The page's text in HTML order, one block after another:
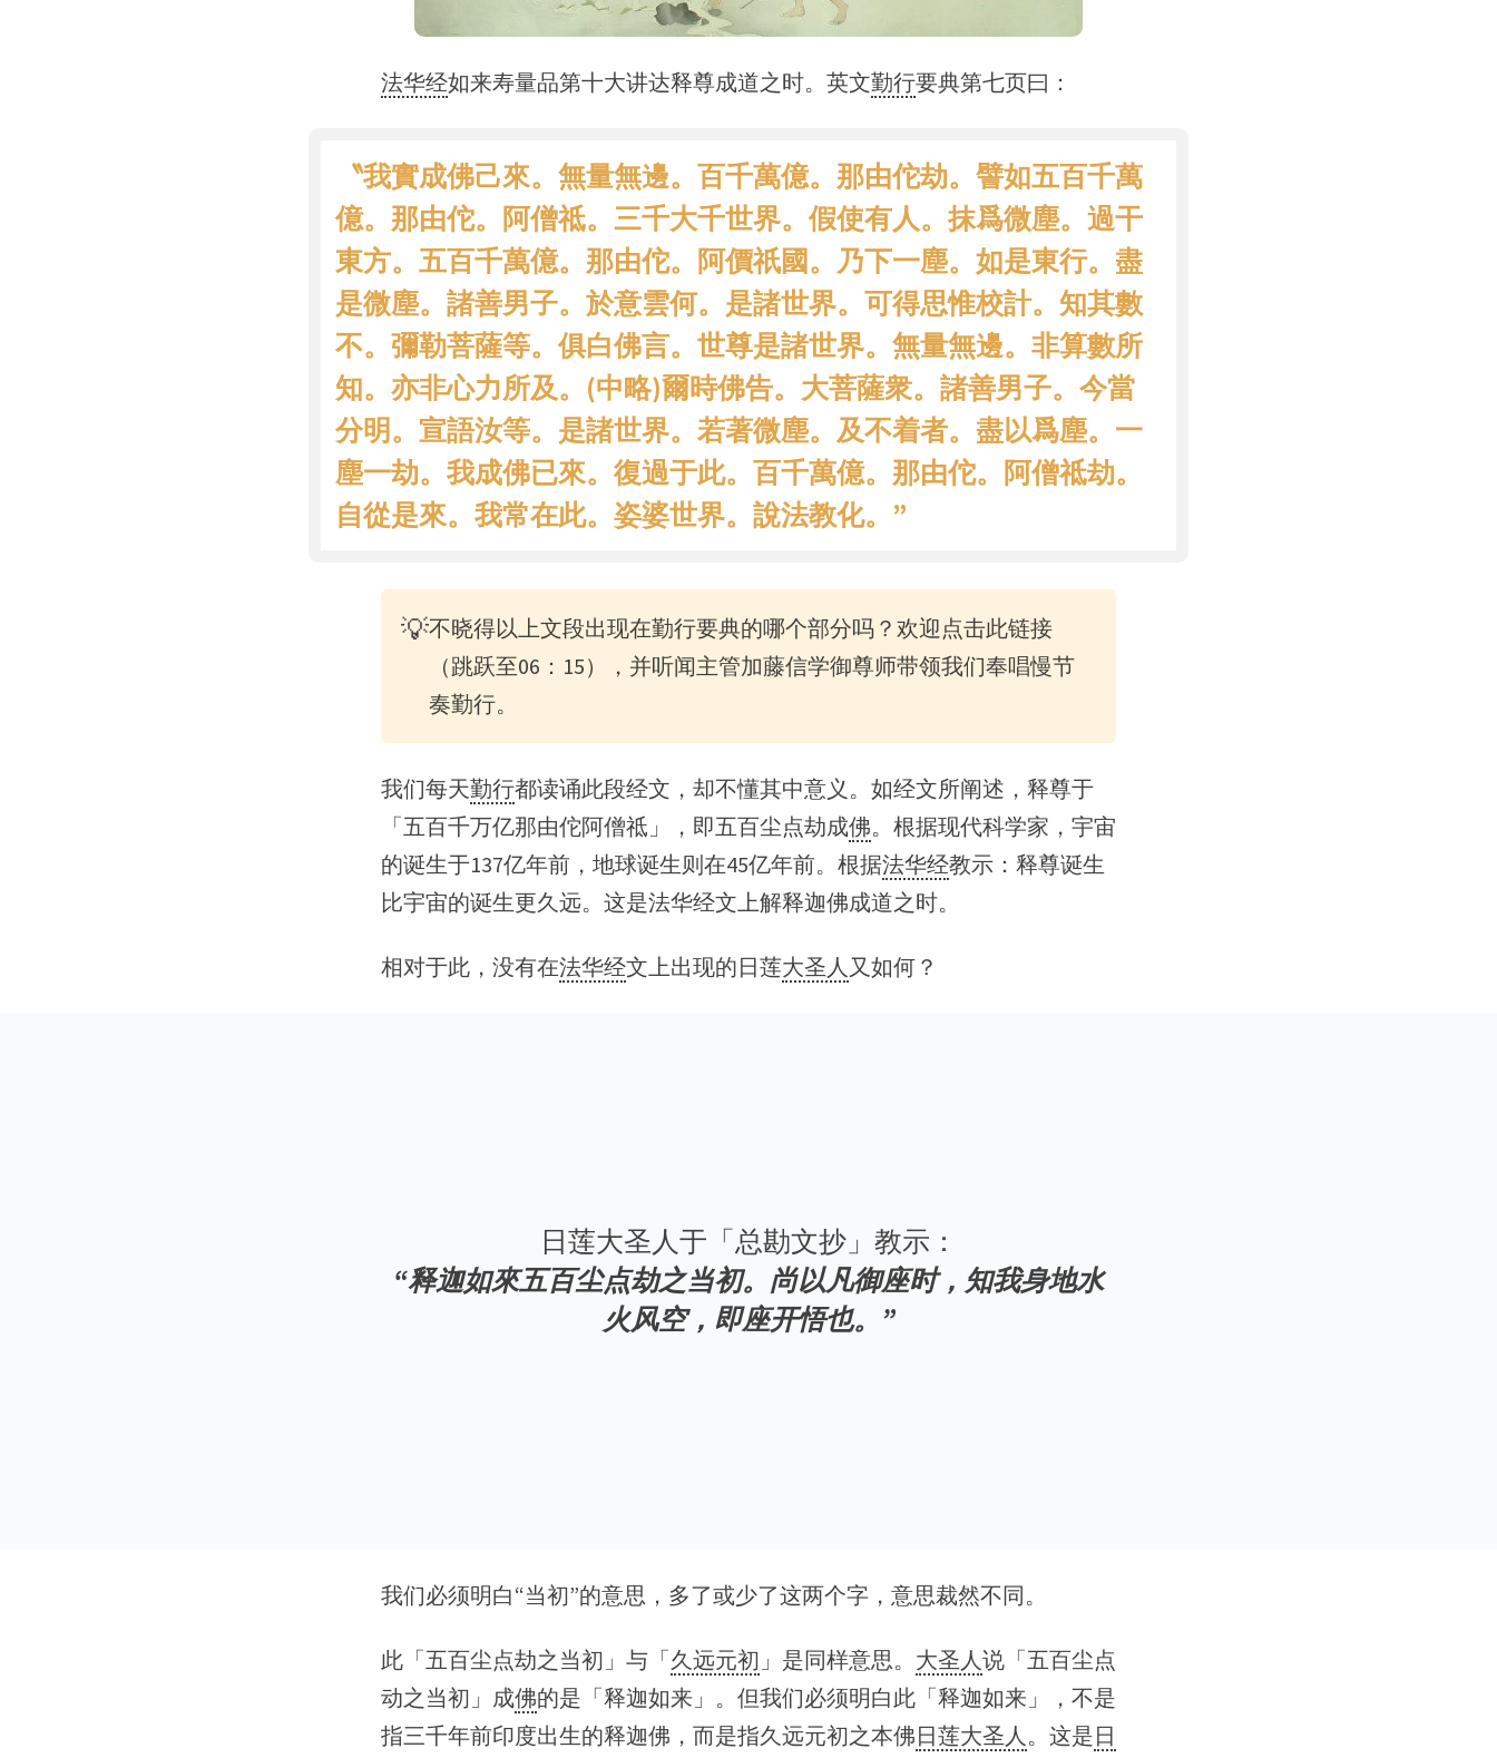
法华经如来寿量品第十大讲达释尊成道之时。英文勤行要典第七页曰：
〝我實成佛己來。無量無邊。百千萬億。那由佗劫。譬如五百千萬
億。那由佗。阿僧祗。三千大千世界。假使有人。抹爲微塵。過干
東方。五百千萬億。那由佗。阿價祇國。乃下一塵。如是東行。盡
是微塵。諸善男子。於意雲何。是諸世界。可得思惟校計。知其數
不。彌勒菩薩等。俱白佛言。世尊是諸世界。無量無邊。非算數所
知。亦非心力所及。(中略)爾時佛告。大菩薩衆。諸善男子。今當
分明。宣語汝等。是諸世界。若著微塵。及不着者。盡以爲塵。一
塵一劫。我成佛已來。復過于此。百千萬億。那由佗。阿僧祗劫。
自從是來。我常在此。姿婆世界。說法教化。”
💡不晓得以上文段出现在勤行要典的哪个部分吗？欢迎点击此链接
（跳跃至06：15），并听闻主管加藤信学御尊师带领我们奉唱慢节
奏勤行。
我们每天勤行都读诵此段经文，却不懂其中意义。如经文所阐述，释尊于
「五百千万亿那由佗阿僧祗」，即五百尘点劫成佛。根据现代科学家，宇宙
的诞生于137亿年前，地球诞生则在45亿年前。根据法华经教示：释尊诞生
比宇宙的诞生更久远。这是法华经文上解释迦佛成道之时。
相对于此，没有在法华经文上出现的日莲大圣人 又如何？
日莲大圣人于「总勘文抄」教示：
“释迦如來五百尘点劫之当初。尚以凡御座时，知我身地水
火风空，即座开悟也。”
我们必须明白“当初”的意思，多了或少了这两个字，意思裁然不同。
此「五百尘点劫之当初」与「久远元初 」是同样意思。 大圣人说「五百尘点
动之当初」成佛的是「释迦如来」。但我们必须明白此「释迦如来」，不是
指三千年前印度出生的释迦佛，而是指久远元初之本佛日莲大圣人 。这是日